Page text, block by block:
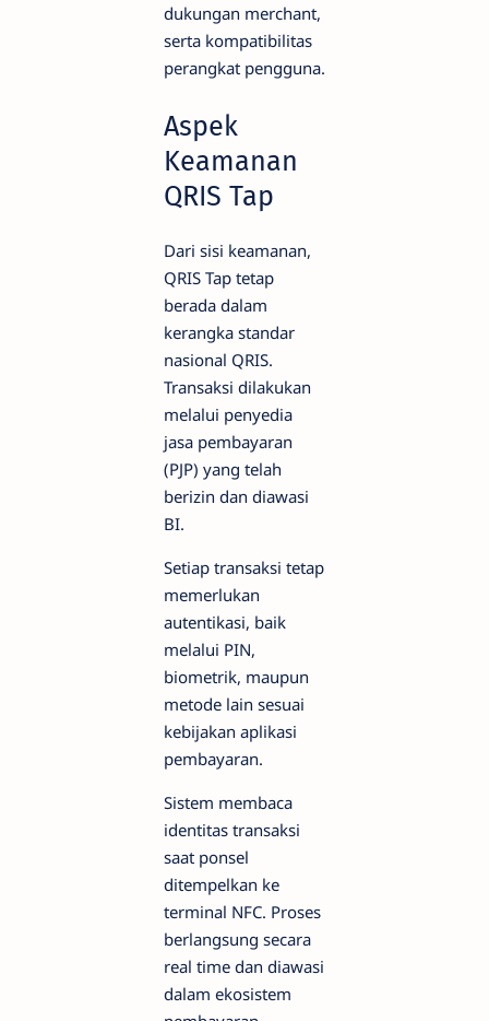
dukungan merchant,
serta kompatibilitas
perangkat pengguna.
Aspek
Keamanan
QRIS Tap
Dari sisi keamanan,
QRIS Tap tetap
berada dalam
kerangka standar
nasional QRIS.
Transaksi dilakukan
melalui penyedia
jasa pembayaran
(PJP) yang telah
berizin dan diawasi
BI.
Setiap transaksi tetap
memerlukan
autentikasi, baik
melalui PIN,
biometrik, maupun
metode lain sesuai
kebijakan aplikasi
pembayaran.
Sistem membaca
identitas transaksi
saat ponsel
ditempelkan ke
terminal NFC. Proses
berlangsung secara
real time dan diawasi
dalam ekosistem